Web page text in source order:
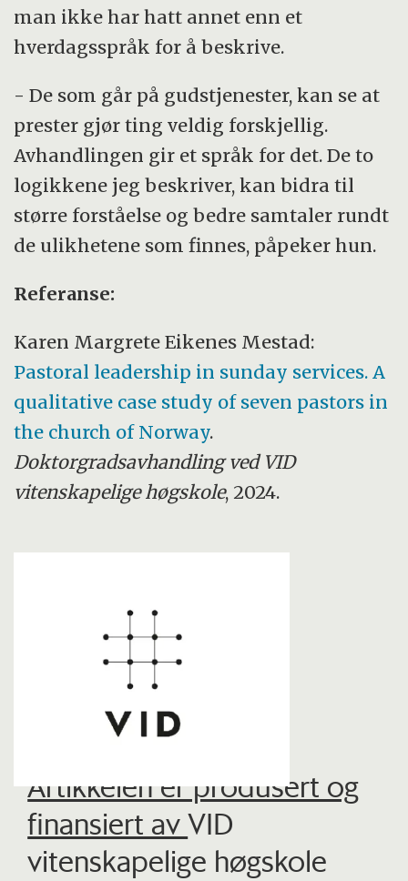
man ikke har hatt annet enn et
hverdagsspråk for å beskrive.
- De som går på gudstjenester, kan se at
prester gjør ting veldig forskjellig.
Avhandlingen gir et språk for det. De to
logikkene jeg beskriver, kan bidra til
større forståelse og bedre samtaler rundt
de ulikhetene som finnes, påpeker hun.
Referanse:
Karen Margrete Eikenes Mestad:
Pastoral leadership in sunday services. A
qualitative case study of seven pastors in
the church of Norway.
Doktorgradsavhandling ved VID
vitenskapelige høgskole, 2024.
Artikkelen er produsert og
finansiert avVID
vitenskapelige høgskole